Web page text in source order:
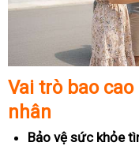
Vai trò bao
nhân
Bảo vệ sức khỏe